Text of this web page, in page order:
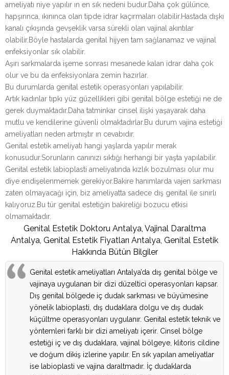
ameliyatı niye yapılır ın en sık nedeni budur.Daha çok gülünce,
hapşırınca, ıkınınca olan tipde idrar kaçırmaları olabilir.Hastada dışkı
kanalı çıkışında gevşeklik varsa sürekli olan vajinal akıntılar
olabilir.Böyle hastalarda genital hijyen tam sağlanamaz ve vajinal
enfeksiyonlar sık olabilir.
Aşırı sarkmalarda işeme sonrası mesanede kalan idrar daha çok
olur ve bu da enfeksiyonlara zemin hazırlar.
Bu durumlarda genital estetik operasyonları yapılabilir.
Artık kadınlar tıpkı yüz güzellikleri gibi genital bölge estetiği ne de
gerek duymaktadır.Daha tatminkar cinsel ilişki yaşayarak daha
mutlu ve kendilerine güvenli olmaktadırlar.Bu durum vajina estetiği
ameliyatları neden artmıştır ın cevabıdır.
Genital estetik ameliyatı hangi yaşlarda yapılır merak
konusudur.Sorunların canınızı sıktığı herhangi bir yaşta yapılabilir.
Genital estetik labioplasti ameliyatında kızlık bozulması olur mu
diye endişelenmemek gerekiyor.Bakire hanımlarda vajen sarkması
zaten olmayacağı için, biz ameliyatta sadece dış genital ile sınırlı
kalıyoruz.Bu tür genital estetiğin bakireliği bozucu etkisi
olmamaktadır.
Genital Estetik Doktoru Antalya, Vajinal Daraltma
Antalya, Genital Estetik Fiyatları Antalya, Genital Estetik
Hakkında Bütün Bilgiler
Genital estetik ameliyatları Antalya’da dış genital bölge ve
vajinaya uygulanan bir dizi düzeltici operasyonları kapsar.
Dış genital bölgede iç dudak sarkması ve büyümesine
yönelik labioplasti, dış dudaklara dolgu ve dış dudak
küçültme operasyonları uygulanır. Genital estetik teknik ve
yöntemleri farklı bir dizi ameliyatı içerir. Cinsel bölge
estetiği iç ve dış dudaklara, vajinal bölgeye, klitoris cildine
ve doğum dikiş izlerine yapılır. En sık yapılan ameliyatlar
ise labioplasti ve vajina daraltmadır. İç dudaklarda